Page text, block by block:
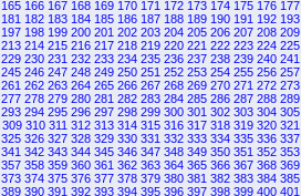
165 166 167 168 169 170 171 172 173 174 175 176 177
181 182 183 184 185 186 187 188 189 190 191 192 193
197 198 199 200 201 202 203 204 205 206 207 208 209
213 214 215 216 217 218 219 220 221 222 223 224 225
229 230 231 232 233 234 235 236 237 238 239 240 241
245 246 247 248 249 250 251 252 253 254 255 256 257
261 262 263 264 265 266 267 268 269 270 271 272 273
277 278 279 280 281 282 283 284 285 286 287 288 289
293 294 295 296 297 298 299 300 301 302 303 304 305
309 310 311 312 313 314 315 316 317 318 319 320 321
325 326 327 328 329 330 331 332 333 334 335 336 337
341 342 343 344 345 346 347 348 349 350 351 352 353
357 358 359 360 361 362 363 364 365 366 367 368 369
373 374 375 376 377 378 379 380 381 382 383 384 385
389 390 391 392 393 394 395 396 397 398 399 400 401